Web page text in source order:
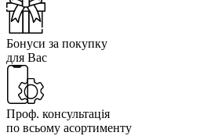
Бонуси за покупку
для Вас
Проф. консультація
по всьому асортименту